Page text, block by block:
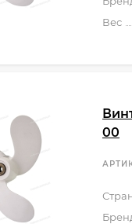
Вес
00